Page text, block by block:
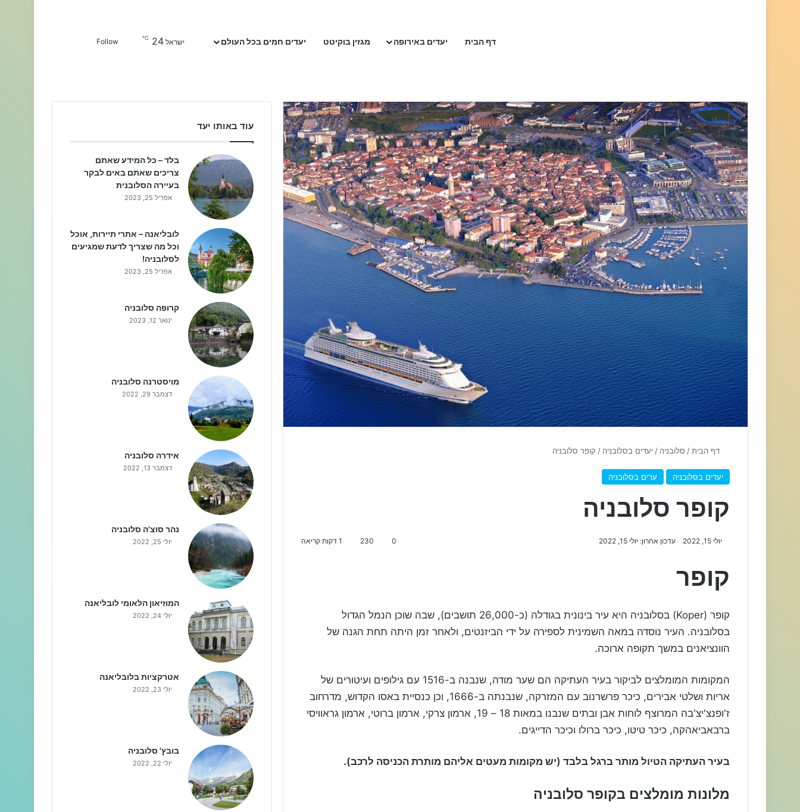
דף הבית יעדים באירופה מגזין בוקיטט יעדים חמים בכל העולם ישראל 24
℃
Follow
דף הבית/ סלובניה / יעדים בסלובניה / קופר סלובניה
יעדים בסלובניה ערים בסלובניה
קופר סלובניה
יולי 15, 2022 עדכון אחרון: יולי 15, 2022 0
230
קופר
קופר (Koper) בסלובניה היא עיר בינונית בגודלה (כ-26,000 תושבים), שבה שוכן הנמל הגדול
בסלובניה. העיר נוסדה במאה השמינית לספירה על ידי הביזנטים, ולאחר זמן היתה תחת הגנה של
הוונציאנים במשך תקופה ארוכה.
המקומות המומלצים לביקור בעיר העתיקה הם שער מודה, שנבנה ב-1516 עם גילופים ועיטורים של
אריות ושלטי אבירים, כיכר פרשרנוב עם המזרקה, שנבנתה ב-1666, וכן כנסיית באסו הקדוש, מדרחוב
ז'ופנצ'יצ'בה המרוצף לוחות אבן ובתים שנבנו במאות 18 – 19, ארמון צרקי, ארמון ברוטי, ארמון גראוויסי
ברבאביאהקה, כיכר טיטו, כיכר ברולו וכיכר הדייגים.
בעיר העתיקה הטיול מותר ברגל בלבד (יש מקומות מעטים אליהם מותרת הכניסה לרכב).
מלונות מומלצים בקופר סלובניה
עוד באותו יעד
בלד – כל המידע שאתם
צריכים שאתם באים לבקר
בעיירה הסלובנית
אפריל 25, 2023
לובליאנה – אתרי תיירות, אוכל
וכל מה שצריך לדעת שמגיעים
לסלובניה!
אפריל 25, 2023
קרופה סלובניה
ינואר 12, 2023
מויסטרנה סלובניה
דצמבר 29, 2022
אידרה סלובניה
דצמבר 13, 2022
נהר סוצ'ה סלובניה
יולי 25, 2022
המוזיאון הלאומי לובליאנה
יולי 24, 2022
אטרקציות בלובליאנה
יולי 23, 2022
בובץ' סלובניה
יולי 22, 2022